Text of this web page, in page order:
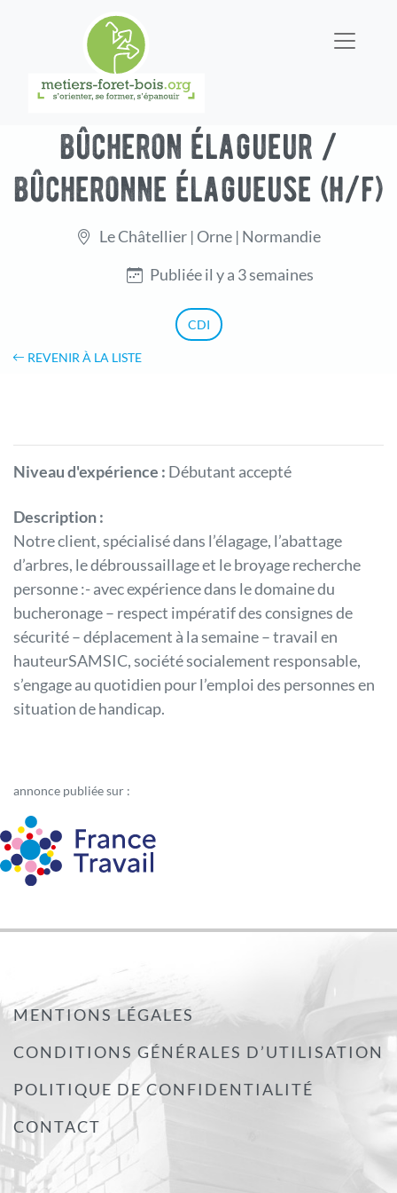
bûcheron élagueur /
bûcheronne élagueuse (h/f)
Le Châtellier | Orne | Normandie
Publiée il y a 3 semaines
CDI
REVENIR À LA LISTE
Niveau d'expérience : Débutant accepté
Description :
Notre client, spécialisé dans l’élagage, l’abattage
d’arbres, le débroussaillage et le broyage recherche
personne :- avec expérience dans le domaine du
bucheronage – respect impératif des consignes de
sécurité – déplacement à la semaine – travail en
hauteurSAMSIC, société socialement responsable,
s’engage au quotidien pour l’emploi des personnes en
situation de handicap.
annonce publiée sur :
MENTIONS LÉGALES
CONDITIONS GÉNÉRALES D’UTILISATION
POLITIQUE DE CONFIDENTIALITÉ
CONTACT